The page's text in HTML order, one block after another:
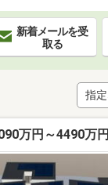
新着メールを受
取る
万円～4490万円